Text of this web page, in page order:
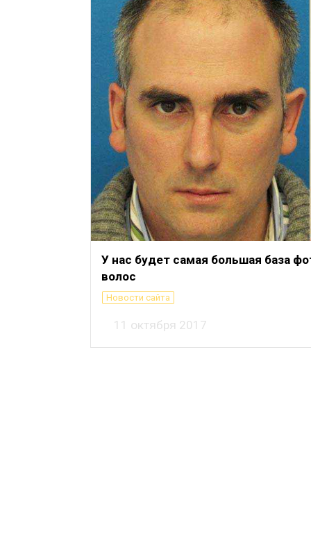
У нас будет самая большая база
волос
Новости сайта
11 октября 2017